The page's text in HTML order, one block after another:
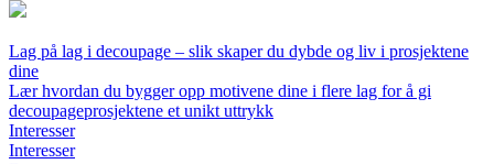
Lag på lag i decoupage – slik skaper du dybde og liv i prosjektene
dine
Lær hvordan du bygger opp motivene dine i flere lag for å gi
decoupageprosjektene et unikt uttrykk
Interesser
Interesser